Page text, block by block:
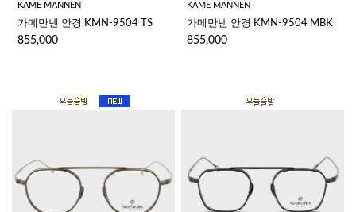
KAME MANNEN
가메만넨 안경 KMN-9504 TS
855,000
KAME MANNEN
가메만넨 안경 KMN-9504 MBK
855,000